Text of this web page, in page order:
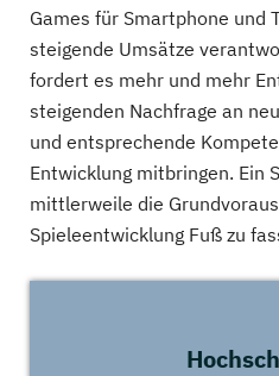
Games für Smartphone und
steigende Umsätze
fordert es mehr und mehr
steigenden Nachfrage an
und entsprechende
Entwicklung mitbringen. Ein
mittlerweile die
Spieleentwicklung Fuß zu